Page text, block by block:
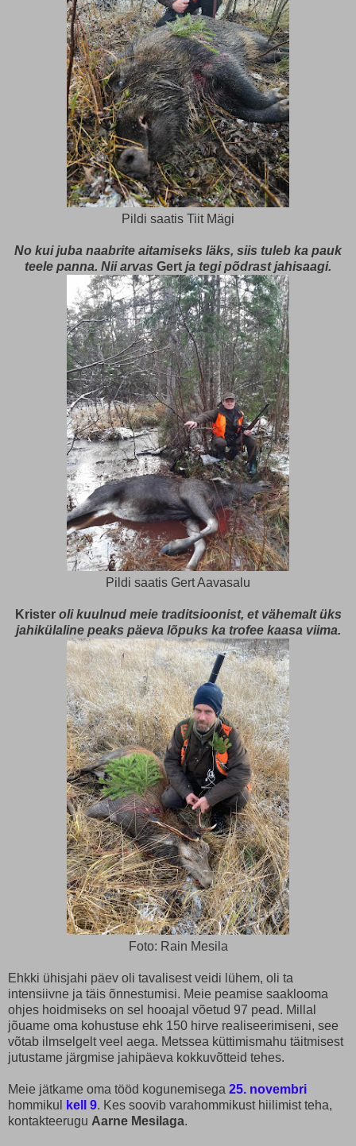
Pildi saatis Tiit Mägi
No kui juba naabrite aitamiseks läks, siis tuleb ka pauk
teele panna. Nii arvas Gert ja tegi põdrast jahisaagi.
Pildi saatis Gert Aavasalu
Krister oli kuulnud meie traditsioonist, et vähemalt üks
jahikülaline peaks päeva lõpuks ka trofee kaasa viima.
Foto: Rain Mesila
Ehkki ühisjahi päev oli tavalisest veidi lühem, oli ta
intensiivne ja täis õnnestumisi. Meie peamise saaklooma
ohjes hoidmiseks on sel hooajal võetud 97 pead. Millal
jõuame oma kohustuse ehk 150 hirve realiseerimiseni, see
võtab ilmselgelt veel aega. Metssea küttimismahu täitmisest
jutustame järgmise jahipäeva kokkuvõtteid tehes.
Meie jätkame oma tööd kogunemisega 25. novembri
hommikul
kell 9. Kes soovib varahommikust hiilimist teha,
kontakteerugu Aarne Mesilaga.